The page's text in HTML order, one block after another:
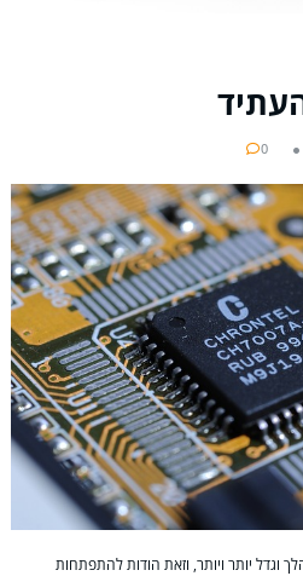
0
יותר ויותר, וזאת הודות להתפתחות